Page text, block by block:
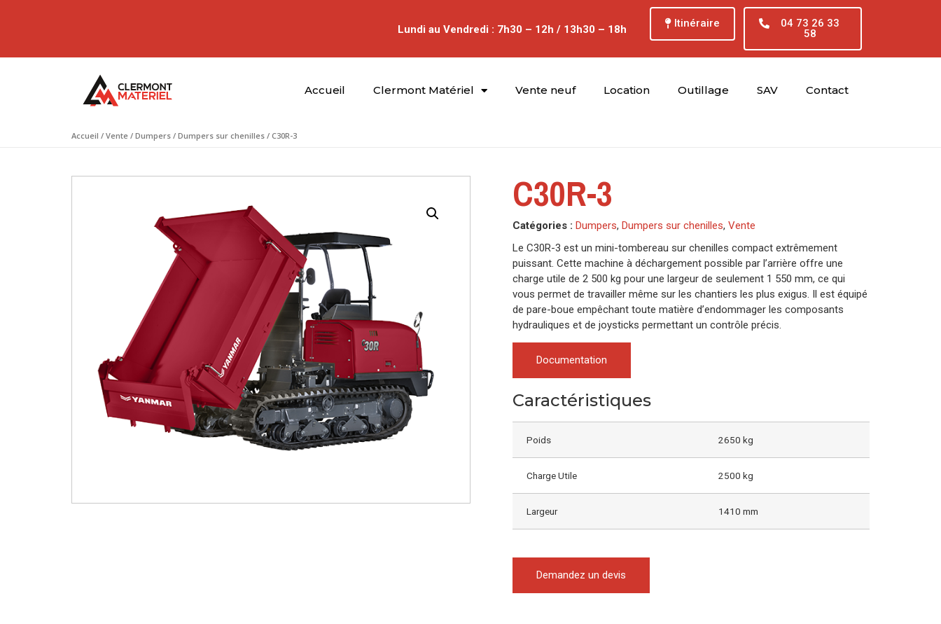
Lundi au Vendredi : 7h30 – 12h / 13h30 – 18h Itinéraire
04 73 26 33
58
Accueil Clermont Matériel Vente neuf Location Outillage SAV Contact
Accueil / Vente / Dumpers / Dumpers sur chenilles / C30R-3
C30R-3
Catégories : Dumpers, Dumpers sur chenilles, Vente
Le C30R-3 est un mini-tombereau sur chenilles compact extrêmement
puissant. Cette machine à déchargement possible par l’arrière offre une
charge utile de 2 500 kg pour une largeur de seulement 1 550 mm, ce qui
vous permet de travailler même sur les chantiers les plus exigus. Il est équipé
de pare-boue empêchant toute matière d’endommager les composants
hydrauliques et de joysticks permettant un contrôle précis.
Documentation
Caractéristiques
Poids 2650 kg
Charge Utile 2500 kg
Largeur 1410 mm
Demandez un devis